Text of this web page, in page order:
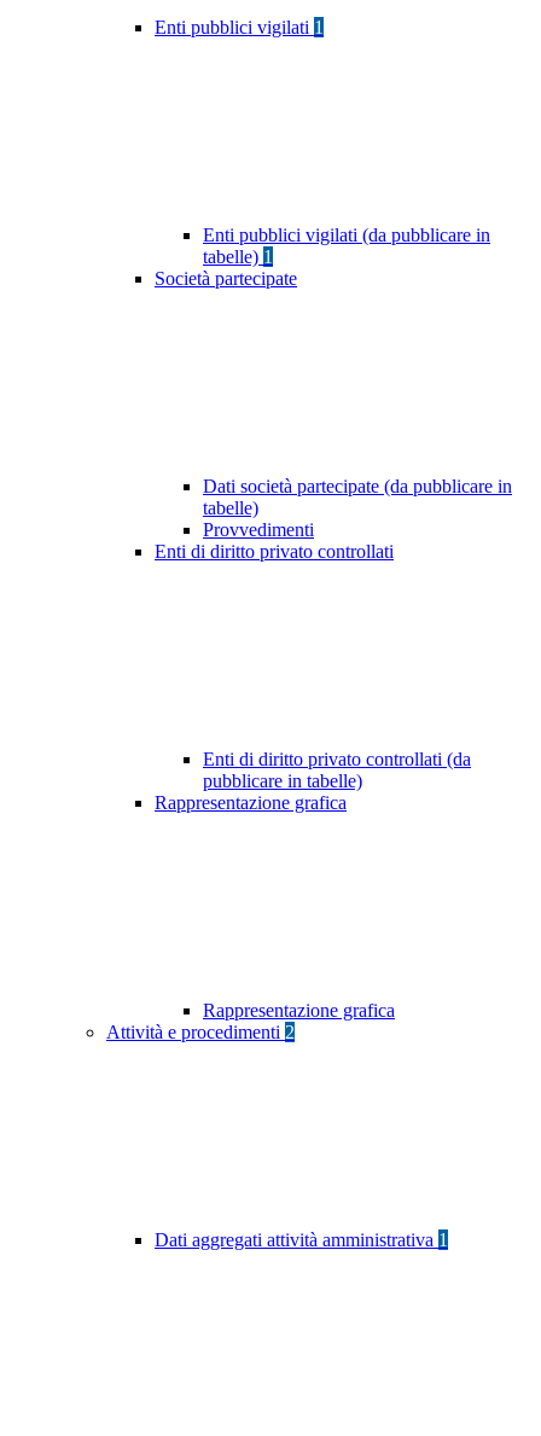
Enti pubblici vigilati 1
Enti pubblici vigilati (da pubblicare in
tabelle) 1
Società partecipate
Dati società partecipate (da pubblicare in
tabelle)
Provvedimenti
Enti di diritto privato controllati
Enti di diritto privato controllati (da
pubblicare in tabelle)
Rappresentazione grafica
Rappresentazione grafica
Attività e procedimenti 2
Dati aggregati attività amministrativa 1